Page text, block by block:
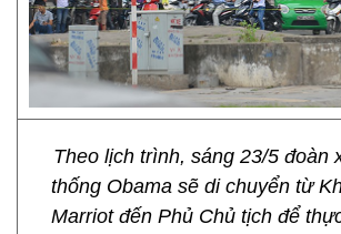
Theo lịch trình, sáng 23/5 đoàn
thống Obama sẽ di chuyển từ
Marriot đến Phủ Chủ tịch để